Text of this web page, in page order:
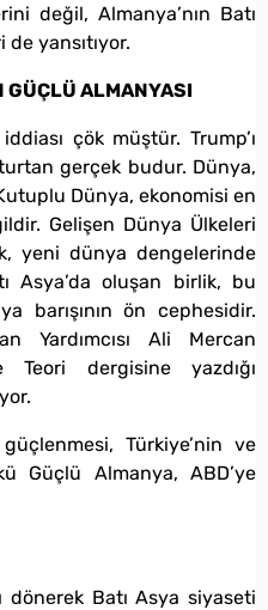
değil, Almanya’nın Batı
yansıtıyor.
GÜÇLÜ ALMANYASI
çök müştür. Trump’ı
gerçek budur. Dünya,
Dünya, ekonomisi en
Gelişen Dünya Ülkeleri
yeni dünya dengelerinde
Asya’da oluşan birlik, bu
barışının ön cephesidir.
Yardımcısı Ali Mercan
Teori dergisine yazdığı
Türkiye’nin ve
Güçlü Almanya, ABD’ye
dönerek Batı Asya siyaseti